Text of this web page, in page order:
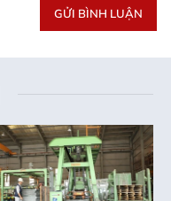
GỬI BÌNH LUẬN